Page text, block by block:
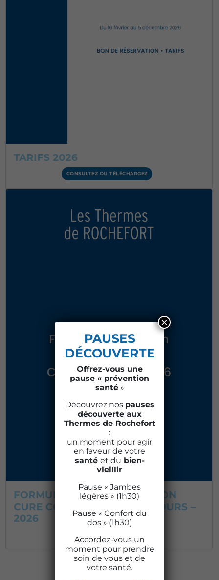
TARIFS 2026
CONSULTEZ OU TÉLÉCHARGEZ
FORMULAIRE DE RÉSERVATION
CURE CONVENTIONNÉE 18 JOURS –
2026
PAUSES
DÉCOUVERTE
Offrez-vous une
pause « prévention
santé»
Découvrez nos pauses
découverte aux
Thermes de Rochefort
:
un moment pour agir
en faveur de votre
santé et du bien-
vieillir
Pause « Jambes
légères » (1h30)
Pause « Confort du
dos » (1h30)
Accordez-vous un
moment pour prendre
soin de vous et de
votre santé.
×